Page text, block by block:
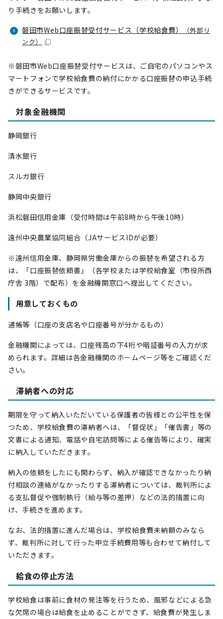
り手続きをお願いします。
磐田市Web口座振替受付サービス（学校給食費）
（外部リ
ンク）
※磐田市Web口座振替受付サービスは、ご自宅のパソコンやス
マートフォンで学校給食費の納付にかかる口座振替の申込手続
きができるサービスです。
対象金融機関
静岡銀行
清水銀行
スルガ銀行
静岡中央銀行
浜松磐田信用金庫（受付時間は午前8時から午後10時）
遠州中央農業協同組合（JAサービスIDが必要）
※遠州信用金庫、静岡県労働金庫からの振替を希望される方
は、「口座振替依頼書」（各学校または学校給食室（市役所西
庁舎 3階）で配布）を金融機関窓口へ提出してください。
用意しておくもの
通帳等（口座の支店名や口座番号が分かるもの）
金融機関によっては、口座残高の下4桁や暗証番号の入力が求
められます。詳細は各金融機関のホームページ等をご確認くだ
さい。
滞納者への対応
期限を守って納入いただいている保護者の皆様との公平性を保
つため、学校給食費の滞納者へは、「督促状」「催告書」等の
文書による通知、電話や自宅訪問等による催告等により、確実
に納入していただきます。
納入の依頼をしたにも関わらず、納入が確認できなかったり納
付相談の連絡がなかったりする滞納者については、裁判所によ
る支払督促や強制執行（給与等の差押）などの法的措置に向
け、手続きを進めます。
なお、法的措置に進んだ場合は、学校給食費未納額のみなら
ず、裁判所に対して行った申立手続費用等も合わせて納付して
いただきます。
給食の停止方法
学校給食は事前に食材の発注等を行うため、風邪などによる急
な欠席の場合は給食を止めることができず、給食費が発生しま